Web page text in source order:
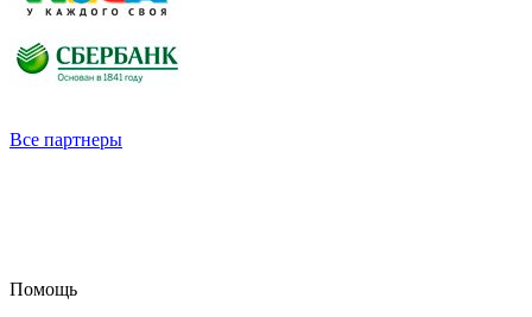
Все партнеры
Помощь